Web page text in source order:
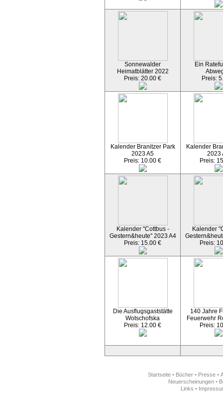
Sonnewalder
Heimatblätter 2022
Preis: 20.00 €
Ein
Preis:
Kalender Branitzer Park
2023 A5
Preis: 10.00 €
Kalender
2023
Preis:
Kalender "Cottbus -
Gestern&heute" 2023 A4
Preis: 15.00 €
Kalender
Preis:
Die Ausflugsgaststätte
Wotschofska
Preis: 12.00 €
140 Jahre
Feuerwehr
Preis:
Startseite - Bücher - Presse -
Neuerscheinungen-
Links -